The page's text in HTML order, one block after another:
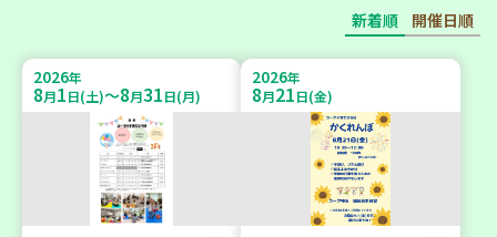
新着順 開催日順
2026年
8月1日(土)～8月31日(月)
2026年
8月21日(金)